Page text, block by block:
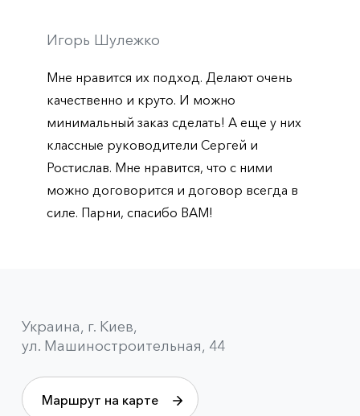
Игорь Шулежко
Мне нравится их подход. Делают очень
качественно и круто. И можно
минимальный заказ сделать! А еще у них
классные руководители Сергей и
Ростислав. Мне нравится, что с ними
можно договорится и договор всегда в
силе. Парни, спасибо ВАМ!
Украина, г. Киев,
ул. Машиностроительная, 44
Маршрут на карте